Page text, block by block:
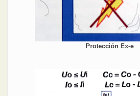
Protección Ex-e